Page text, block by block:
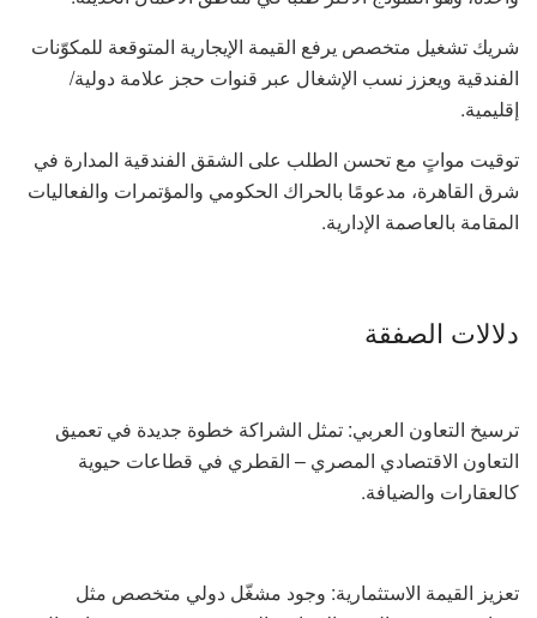
شريك تشغيل متخصص يرفع القيمة الإيجارية المتوقعة للمكوّنات
الفندقية ويعزز نسب الإشغال عبر قنوات حجز علامة دولية/
إقليمية.
توقيت مواتٍ مع تحسن الطلب على الشقق الفندقية المدارة في
شرق القاهرة، مدعومًا بالحراك الحكومي والمؤتمرات والفعاليات
المقامة بالعاصمة الإدارية.
دلالات الصفقة
ترسيخ التعاون العربي: تمثل الشراكة خطوة جديدة في تعميق
التعاون الاقتصادي المصري – القطري في قطاعات حيوية
كالعقارات والضيافة.
تعزيز القيمة الاستثمارية: وجود مشغّل دولي متخصص مثل